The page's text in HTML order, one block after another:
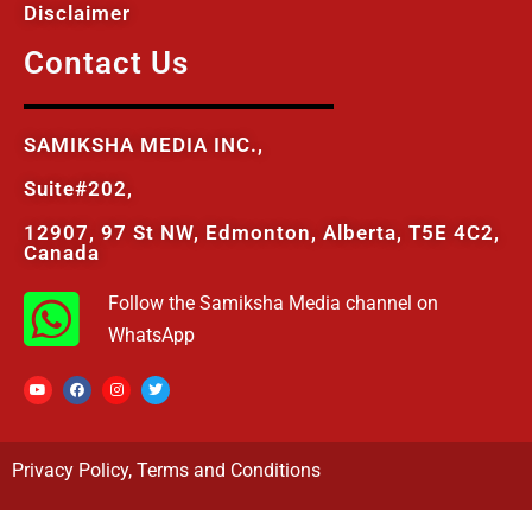
Disclaimer
Contact Us
SAMIKSHA MEDIA INC.,
Suite#202,
12907, 97 St NW, Edmonton, Alberta, T5E 4C2,
Canada
Follow the Samiksha Media channel on
WhatsApp
Privacy Policy, Terms and Conditions